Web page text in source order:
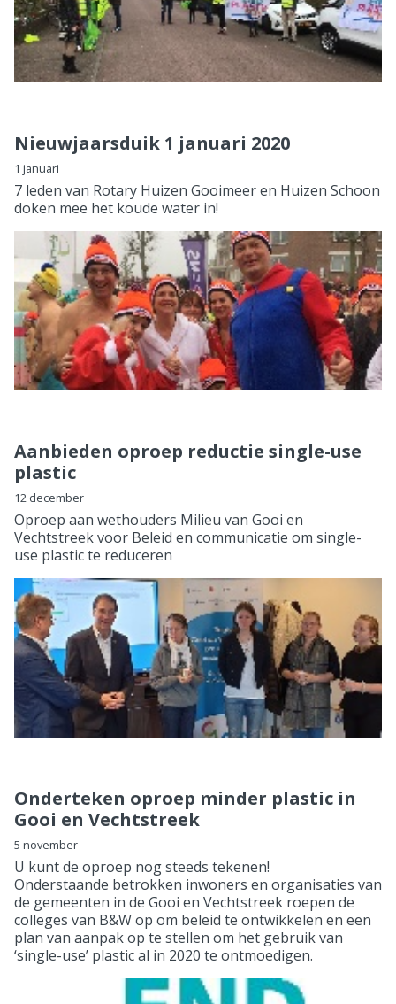
Nieuwjaarsduik 1 januari 2020
1 januari
7 leden van Rotary Huizen Gooimeer en Huizen Schoon
doken mee het koude water in!
Aanbieden oproep reductie single-use
plastic
12 december
Oproep aan wethouders Milieu van Gooi en
Vechtstreek voor Beleid en communicatie om single-
use plastic te reduceren
Onderteken oproep minder plastic in
Gooi en Vechtstreek
5 november
U kunt de oproep nog steeds tekenen!
Onderstaande betrokken inwoners en organisaties van
de gemeenten in de Gooi en Vechtstreek roepen de
colleges van B&W op om beleid te ontwikkelen en een
plan van aanpak op te stellen om het gebruik van
‘single-use’ plastic al in 2020 te ontmoedigen.